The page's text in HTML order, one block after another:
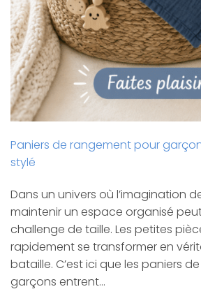
Paniers de rangement pour
stylé
Dans un univers où l’imagination
maintenir un espace organisé
challenge de taille. Les petites
rapidement se transformer en
bataille. C’est ici que les paniers
garçons entrent…